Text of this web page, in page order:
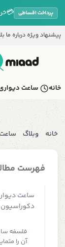
پرداخت اقساطی 💳
پیشنهاد ویژه درباره ما
خانه
ساعت
خانه وبلاگ ساعت
فهرست
ساعت
دکوراسیون
فلسفه
آن را